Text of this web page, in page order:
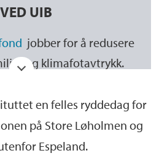
UIB
jobber for å redusere
og klimafotavtrykk.
2024 er 17.
en felles ryddedag for
på Store Løholmen og
Espeland.